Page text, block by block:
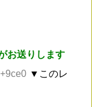
お送りします
▼このレ